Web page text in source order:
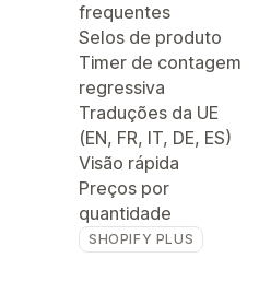
frequentes
Selos de produto
Timer de contagem
regressiva
Traduções da UE
(EN, FR, IT, DE, ES)
Visão rápida
Preços por
quantidade
SHOPIFY PLUS